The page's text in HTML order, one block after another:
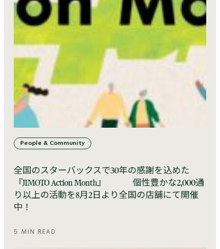
People & Community
全国のスターバックスで30年の感謝を込めた
『JIMOTO Action Month』 個性豊かな2,000通
り以上の活動を8月2日より全国の店舗にて開催
中！
5 MIN READ